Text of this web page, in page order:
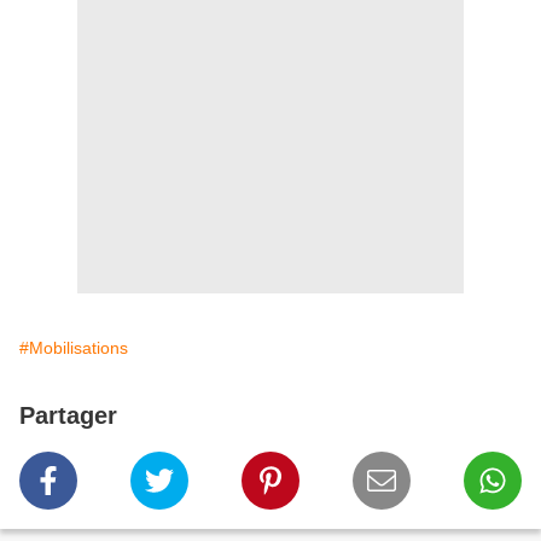
#Mobilisations
Partager